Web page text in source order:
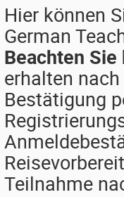
Hier können
German
Beachten
erhalten
Bestätigung
Teilnahme